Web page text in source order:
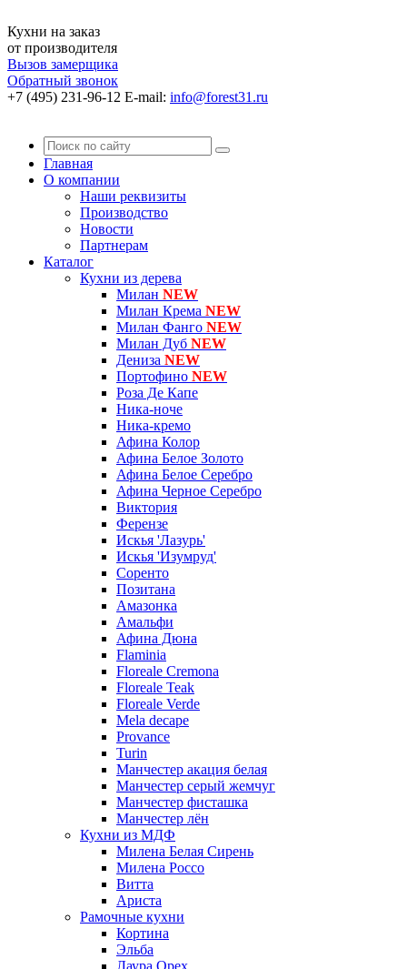
Кухни на заказ
от производителя
Вызов замерщика
Обратный звонок
+7 (495) 231-96-12 E-mail: info@forest31.ru
Главная
О компании
Наши реквизиты
Производство
Новости
Партнерам
Каталог
Кухни из дерева
Милан NEW
Милан Крема NEW
Милан Фанго NEW
Милан Дуб NEW
Дениза NEW
Портофино NEW
Роза Де Капе
Ника-ноче
Ника-кремо
Афина Колор
Афина Белое Золото
Афина Белое Серебро
Афина Черное Серебро
Виктория
Ферензе
Искья 'Лазурь'
Искья 'Изумруд'
Соренто
Позитана
Амазонка
Амальфи
Афина Дюна
Flaminia
Floreale Cremona
Floreale Teak
Floreale Verde
Mela decape
Provance
Turin
Манчестер акация белая
Манчестер серый жемчуг
Манчестер фисташка
Манчестер лён
Кухни из МДФ
Милена Белая Сирень
Милена Россо
Витта
Ариста
Рамочные кухни
Кортина
Эльба
Лаура Орех